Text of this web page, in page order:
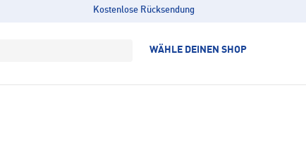
Kostenlose Rücksendung
WÄHLE DEINEN SHOP